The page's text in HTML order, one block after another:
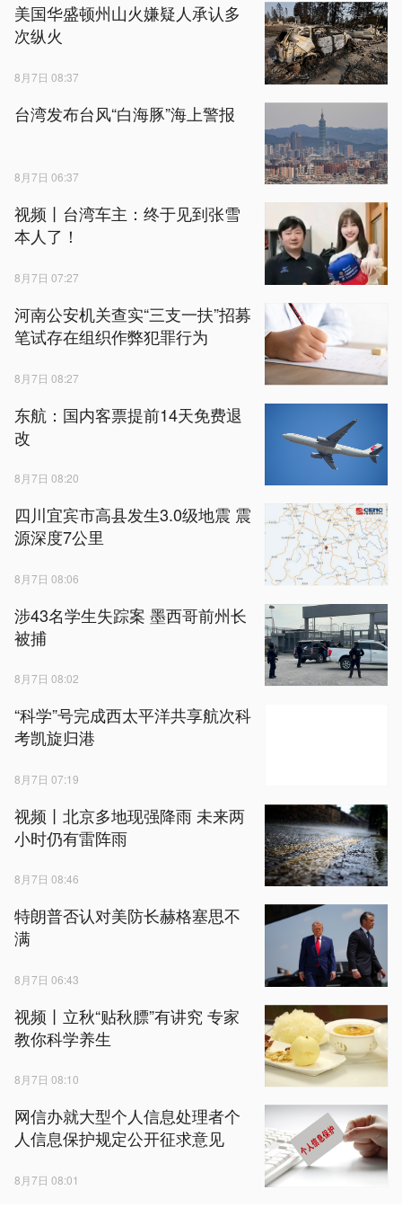
美国华盛顿州山火嫌疑人承认多
次纵火
8月7日 08:37
台湾发布台风“白海豚”海上警报
8月7日 06:37
视频丨台湾车主：终于见到张雪
本人了！
8月7日 07:27
河南公安机关查实“三支一扶”招募
笔试存在组织作弊犯罪行为
8月7日 08:27
东航：国内客票提前14天免费退
改
8月7日 08:20
四川宜宾市高县发生3.0级地震 震
源深度7公里
8月7日 08:06
涉43名学生失踪案 墨西哥前州长
被捕
8月7日 08:02
“科学”号完成西太平洋共享航次科
考凯旋归港
8月7日 07:19
视频丨北京多地现强降雨 未来两
小时仍有雷阵雨
8月7日 08:46
特朗普否认对美防长赫格塞思不
满
8月7日 06:43
视频丨立秋“贴秋膘”有讲究 专家
教你科学养生
8月7日 08:10
网信办就大型个人信息处理者个
人信息保护规定公开征求意见
8月7日 08:01